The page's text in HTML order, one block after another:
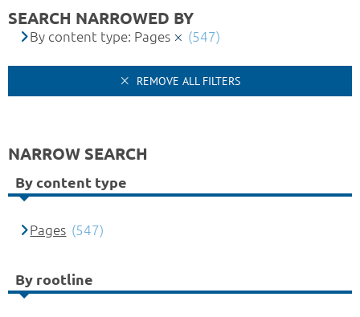
SEARCH NARROWED BY
By content type: Pages (547)
REMOVE ALL FILTERS
NARROW SEARCH
By content type
Pages (547)
By rootline